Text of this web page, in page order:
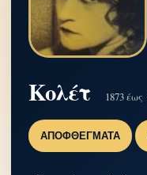
Κολέτ 1873 έως
ΑΠΟΦΘΈΓΜΑΤΑ